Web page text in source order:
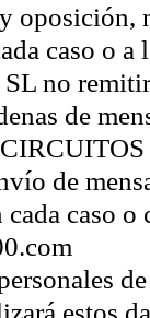
oposición,
caso o
no
de
de
caso